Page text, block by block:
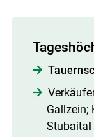
Gallzein;
Stubaital